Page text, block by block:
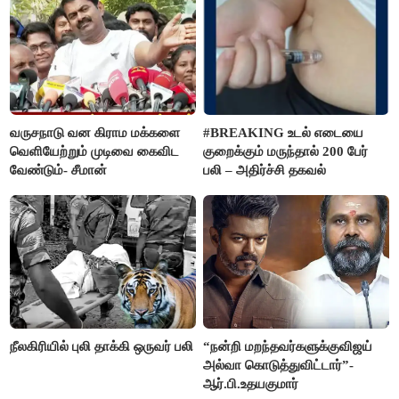
வருசநாடு வன கிராம மக்களை
வெளியேற்றும் முடிவை கைவிட
வேண்டும்- சீமான்
#BREAKING உடல் எடையை
குறைக்கும் மருந்தால் 200 பேர்
பலி – அதிர்ச்சி தகவல்
நீலகிரியில் புலி தாக்கி ஒருவர் பலி
“நன்றி மறந்தவர்களுக்குவிஜய்
அல்வா கொடுத்துவிட்டார்”-
ஆர்.பி.உதயகுமார்